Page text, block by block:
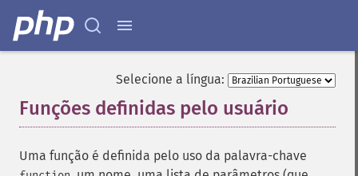
Selecione a língua:
Funções definidas pelo usuário
Uma função é definida pelo uso da palavra-chave